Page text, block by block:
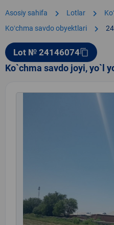
Asosiy sahifa chevron_right Lotlar chevron_right
Koʻchma savdo obyektlari chevron_right
Lot № 24146074content_copy
Ko`chma savdo joyi, yo`l